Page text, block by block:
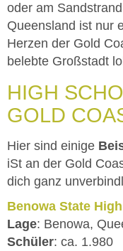
oder am
Queensland ist nur
Herzen der Gold
belebte Großstadt
HIGH
GOLD
Hier sind einige
iSt an der Gold
dich ganz
Benowa State
Lage: Benowa,
Schüler: ca. 1.980